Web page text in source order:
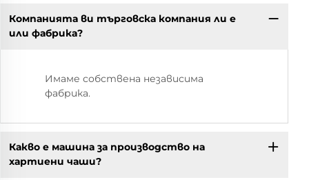
Компанията ви търговска компания ли е
или фабрика?
Имаме собствена независима
фабрика.
Какво е машина за производство на
хартиени чаши?